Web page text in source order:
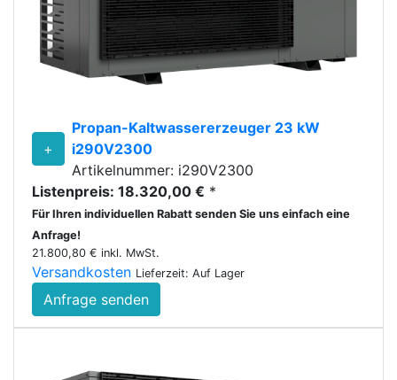
+
Propan-Kaltwassererzeuger 23 kW
i290V2300
Artikelnummer: i290V2300
Listenpreis: 18.320,00 € *
Für Ihren individuellen Rabatt senden Sie uns einfach eine
Anfrage!
21.800,80 € inkl. MwSt.
Versandkosten Lieferzeit: Auf Lager
Anfrage senden